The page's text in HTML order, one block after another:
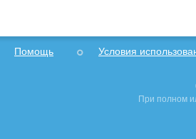
Помощь Условия
При полном